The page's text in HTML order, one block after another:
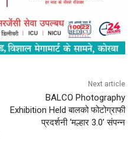
Next article
BALCO Photography
Exhibition Held बालको फोटोग्राफी
प्रदर्शनी ‘मल्हार 3.0’ संपन्न